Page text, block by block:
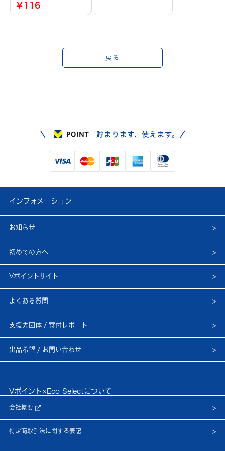
￥116
戻る
インフォメーション
お知らせ
初めての方へ
Vポイントサイト
よくある質問
支援先団体 / 寄付レポート
出品希望 / お問い合わせ
Vポイント×Eco Selectについて
会社概要
特定商取引法に関する表記